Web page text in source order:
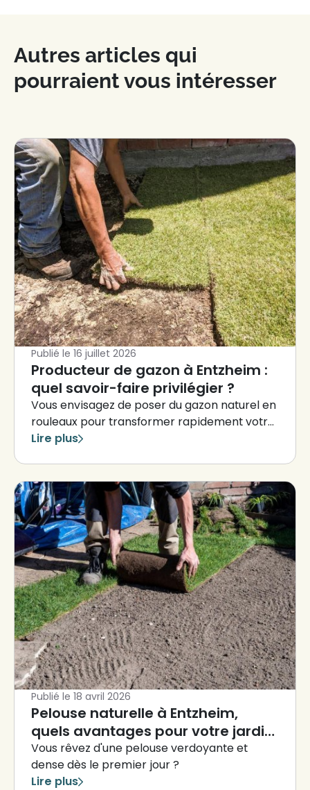
Autres articles qui
pourraient vous intéresser
Publié le 16 juillet 2026
Producteur de gazon à Entzheim :
quel savoir-faire privilégier ?
Vous envisagez de poser du gazon naturel en
rouleaux pour transformer rapidement votre
jardin ?
Lire plus
Publié le 18 avril 2026
Pelouse naturelle à Entzheim,
quels avantages pour votre jardin
?
Vous rêvez d'une pelouse verdoyante et
dense dès le premier jour ?
Lire plus